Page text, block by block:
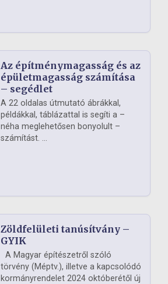
Az építménymagasság és az
épületmagasság számítása
– segédlet
A 22 oldalas útmutató ábrákkal,
példákkal, táblázattal is segíti a –
néha meglehetősen bonyolult –
számítást. ...
Zöldfelületi tanúsítvány –
GYIK
A Magyar építészetről szóló
törvény (Méptv.), illetve a kapcsolódó
kormányrendelet 2024 októberétől új